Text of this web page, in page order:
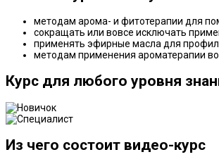
методам арома- и фитотерапии для
сокращать или вовсе исключать
применять эфирные масла для
методам применения ароматерапии
Курс для любого уровня
Из чего состоит видео-курс